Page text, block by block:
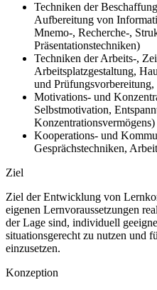
Techniken der
Aufbereitung von
Mnemo-, Recherche-,
Präsentationstechniken)
Techniken der Arbeits-,
Arbeitsplatzgestaltung,
und
Motivations- und
Selbstmotivation,
Konzentrationsvermögens)
Kooperations- und
Gesprächstechniken,
Ziel
Ziel der Entwicklung von
eigenen Lernvoraussetzungen
der Lage sind, individuell
situationsgerecht zu nutzen und
einzusetzen.
Konzeption